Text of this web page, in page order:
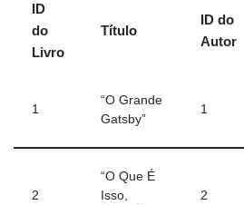
ID
do
Livro
Título
ID do
Autor
1
“O Grande
Gatsby”
1
2
“O Que É
Isso,
2